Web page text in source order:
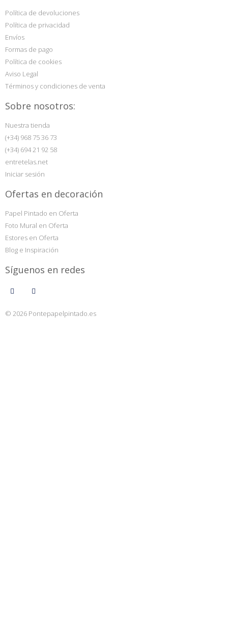
Política de devoluciones
Política de privacidad
Envíos
Formas de pago
Política de cookies
Aviso Legal
Términos y condiciones de venta
Sobre nosotros:
Nuestra tienda
(+34) 968 75 36 73
(+34) 694 21 92 58
entretelas.net
Iniciar sesión
Ofertas en decoración
Papel Pintado en Oferta
Foto Mural en Oferta
Estores en Oferta
Blog e Inspiración
Síguenos en redes
© 2026 Pontepapelpintado.es